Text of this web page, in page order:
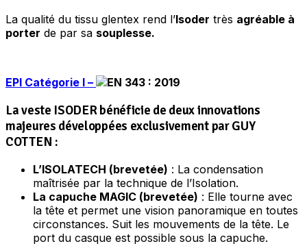
La qualité du tissu glentex rend l’Isoder très agréable à
porter de par sa souplesse.
EPI Catégorie I – EN 343 : 2019
La veste ISODER bénéficie de deux innovations
majeures développées exclusivement par GUY
COTTEN :
L’ISOLATECH (brevetée) : La condensation
maîtrisée par la technique de l’Isolation.
La capuche MAGIC (brevetée) : Elle tourne avec
la tête et permet une vision panoramique en toutes
circonstances. Suit les mouvements de la tête. Le
port du casque est possible sous la capuche.